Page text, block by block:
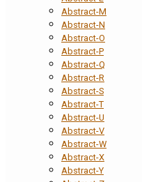
Abstract-M
Abstract-N
Abstract-O
Abstract-P
Abstract-Q
Abstract-R
Abstract-S
Abstract-T
Abstract-U
Abstract-V
Abstract-W
Abstract-X
Abstract-Y